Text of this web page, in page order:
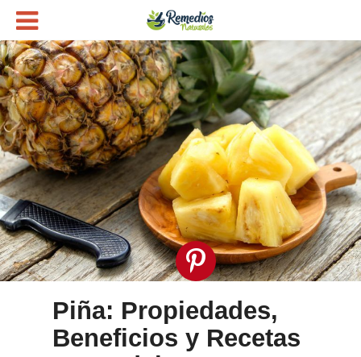
Piña: Propiedades,
Beneficios y Recetas